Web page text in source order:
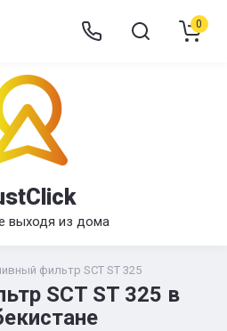
выходя из дома
0
фильтр SCT ST 325
SCT ST 325 в